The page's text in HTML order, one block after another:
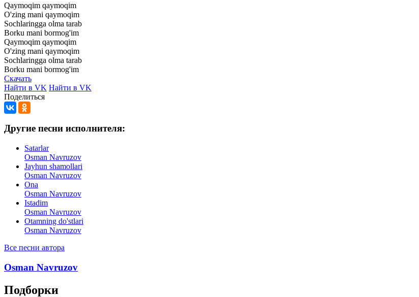
Qaymoqim qaymoqim
O'zing mani qaymoqim
Sochlaringga olma tarab
Borku mani bormog'im
Qaymoqim qaymoqim
O'zing mani qaymoqim
Sochlaringga olma tarab
Borku mani bormog'im
Скачать
Найти в VK Найти в VK
Поделиться
Другие песни исполнителя:
Satarlar
Osman Navruzov
Jayhun shamollari
Osman Navruzov
Ona
Osman Navruzov
Istadim
Osman Navruzov
Otamning do'stlari
Osman Navruzov
Все песни автора
Osman Navruzov
Подборки